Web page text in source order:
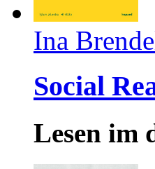
Ina
Social
Lesen im